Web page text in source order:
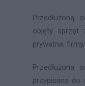
Przedłużoną
objęty sprzęt
prywatne,
Przedłużona
przypisana do